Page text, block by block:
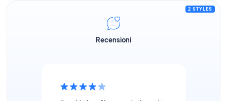
2 STYLES
Recensioni